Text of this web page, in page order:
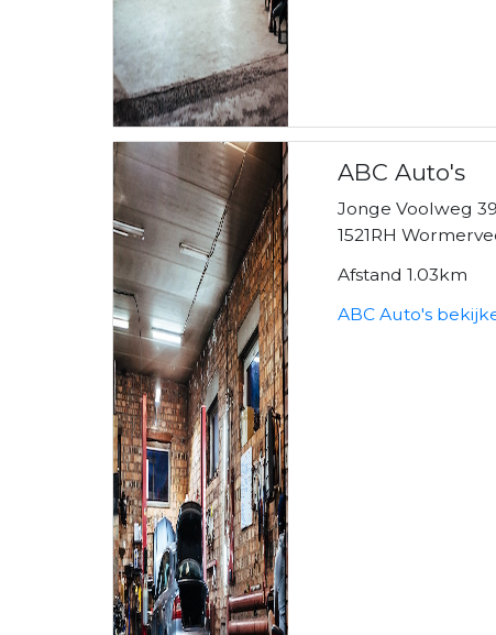
ABC Auto's
Jonge Voolweg 39
1521RH
Afstand 1.03km
ABC Auto's